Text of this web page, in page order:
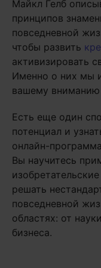
Майкл Гелб
принципов
повседневной
чтобы развить
активизировать
Именно о них мы
вашему вниманию
Есть еще один
потенциал и
онлайн-
Вы научитесь
решать
повседневной
областях: от
бизнеса.